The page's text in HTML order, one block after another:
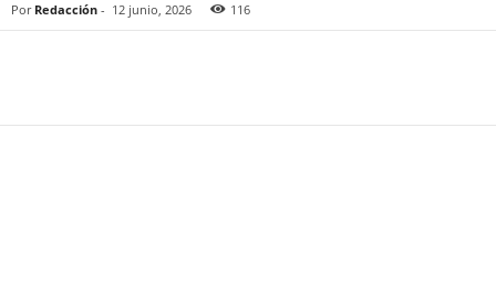
Por Redacción - 12 junio, 2026 116